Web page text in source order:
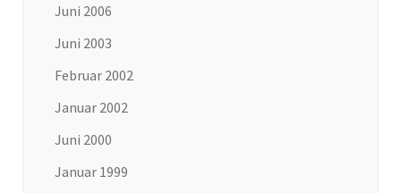
Juni 2006
Juni 2003
Februar 2002
Januar 2002
Juni 2000
Januar 1999